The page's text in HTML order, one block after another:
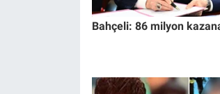
Bahçeli: 86 milyon